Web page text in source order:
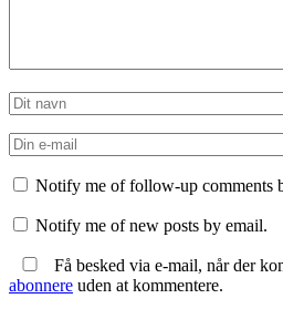
Notify me of follow-up comments
Notify me of new posts by email.
Få besked via e-mail, når der
abonnere uden at kommentere.